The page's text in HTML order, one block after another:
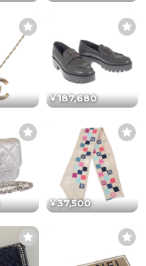
￥187,680
￥37,500